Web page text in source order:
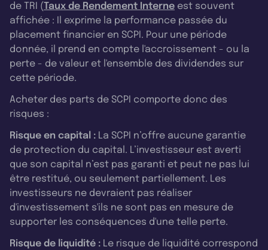
de TRI (Taux de Rendement Interne est souvent
affichée : Il exprime la performance passée du
placement financier en SCPI. Pour une période
donnée, il prend en compte l'accroissement - ou la
perte - de valeur et l'ensemble des dividendes sur
cette période.
Acheter des parts de SCPI comporte donc des
risques :
Risque en capital : La SCPI n’offre aucune garantie
de protection du capital. L’investisseur est averti
que son capital n’est pas garanti et peut ne pas lui
être restitué, ou seulement partiellement. Les
investisseurs ne devraient pas réaliser
d'investissement s'ils ne sont pas en mesure de
supporter les conséquences d'une telle perte.
Risque de liquidité : Le risque de liquidité correspond